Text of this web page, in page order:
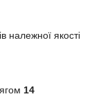
належної якості
14